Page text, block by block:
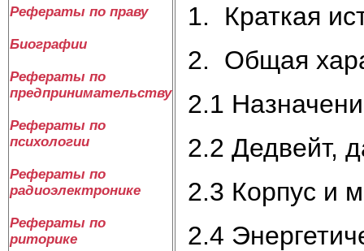
Рефераты по праву
Биографии
Рефераты по
предпринимательству
Рефераты по
психологии
Рефераты по
радиоэлектронике
Рефераты по
риторике
1. Краткая
2. Общая
2.1
2.2 Дедвейт,
2.3 Корпус и
2.4